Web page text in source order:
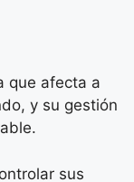
que afecta a
y su gestión
sus